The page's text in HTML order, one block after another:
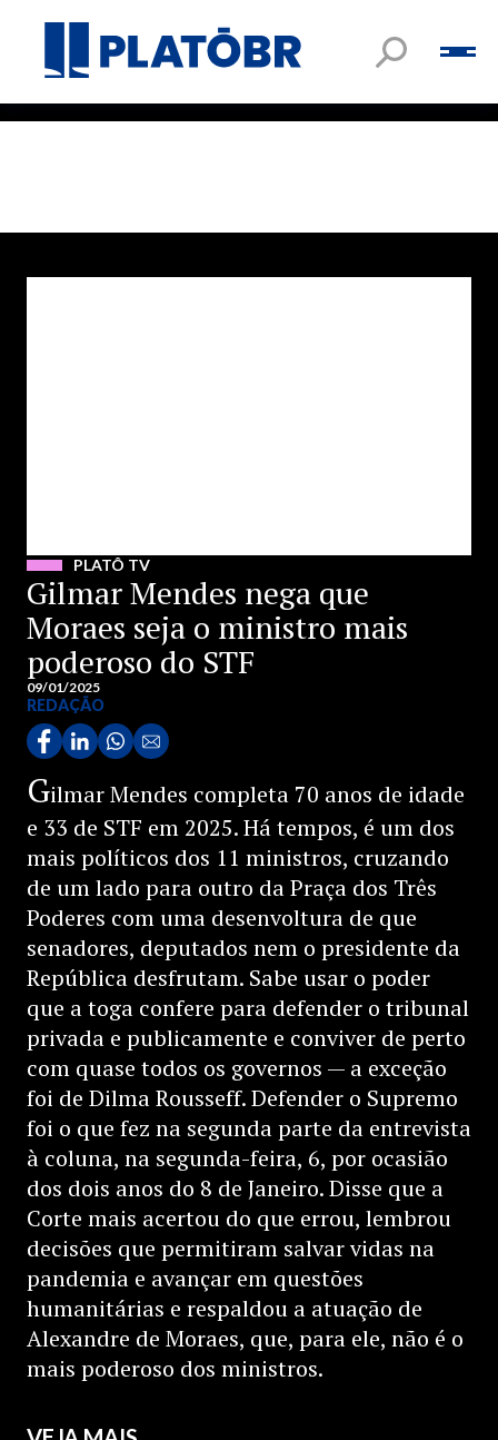
PLATÔ TV
Gilmar Mendes nega que
Moraes seja o ministro mais
poderoso do STF
09/01/2025
REDAÇÃO
Gilmar Mendes completa 70 anos de idade
e 33 de STF em 2025. Há tempos, é um dos
mais políticos dos 11 ministros, cruzando
de um lado para outro da Praça dos Três
Poderes com uma desenvoltura de que
senadores, deputados nem o presidente da
República desfrutam. Sabe usar o poder
que a toga confere para defender o tribunal
privada e publicamente e conviver de perto
com quase todos os governos — a exceção
foi de Dilma Rousseff. Defender o Supremo
foi o que fez na segunda parte da entrevista
à coluna, na segunda-feira, 6, por ocasião
dos dois anos do 8 de Janeiro. Disse que a
Corte mais acertou do que errou, lembrou
decisões que permitiram salvar vidas na
pandemia e avançar em questões
humanitárias e respaldou a atuação de
Alexandre de Moraes, que, para ele, não é o
mais poderoso dos ministros.